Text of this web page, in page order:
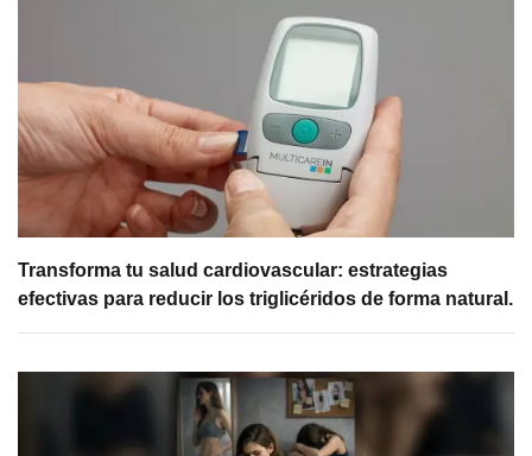
Transforma tu salud cardiovascular: estrategias
efectivas para reducir los triglicéridos de forma natural.